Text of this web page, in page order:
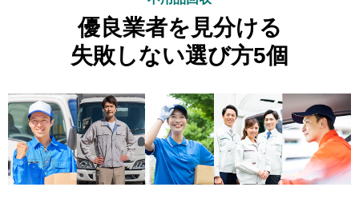
優良業者を見分ける
失敗しない選び方5個